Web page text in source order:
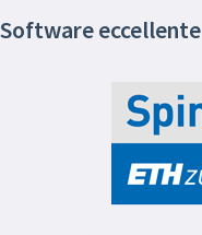
Software eccellente